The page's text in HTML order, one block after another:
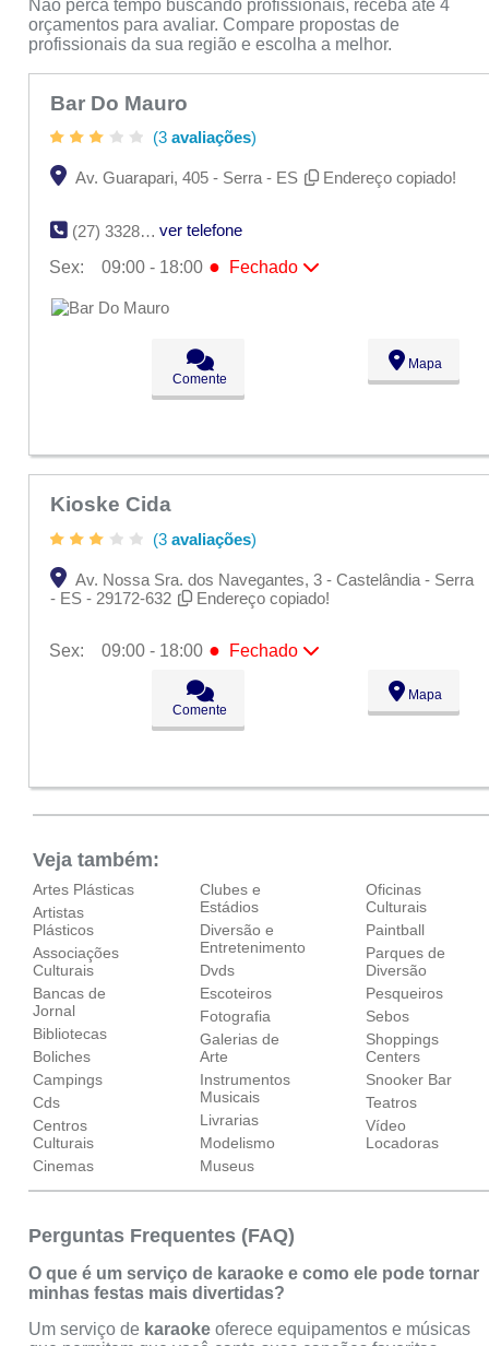
Não perca tempo buscando profissionais, receba até 4
orçamentos para avaliar. Compare propostas de
profissionais da sua região e escolha a melhor.
Bar Do Mauro
(3 avaliações)
Av. Guarapari, 405 - Serra - ES Endereço copiado!
(27) 3328-4462
ver telefone
Sex:
09:00 - 18:00 ● Fechado
Seg:
Ter:
09:00 - 18:00
09:00 - 18:00
09:00 - 18:00
Fechado
Comente
Mapa
Kioske Cida
(3 avaliações)
Av. Nossa Sra. dos Navegantes, 3 - Castelândia - Serra
- ES - 29172-632
Endereço copiado!
Sex: 09:00 - 18:00 ● Fechado
09:00 - 18:00
09:00 - 18:00
09:00 - 18:00
Comente
Mapa
Veja também:
Artes Plásticas
Artistas
Plásticos
Associações
Culturais
Bancas de
Jornal
Bibliotecas
Boliches
Campings
Cds
Centros
Culturais
Cinemas
Clubes e
Estádios
Diversão e
Entretenimento
Dvds
Escoteiros
Fotografia
Galerias de
Arte
Instrumentos
Musicais
Livrarias
Modelismo
Museus
Oficinas
Culturais
Paintball
Parques de
Diversão
Pesqueiros
Sebos
Shoppings
Centers
Snooker Bar
Teatros
Vídeo
Locadoras
Perguntas Frequentes (FAQ)
O que é um serviço de karaoke e como ele pode tornar
minhas festas mais divertidas?
Um serviço de karaoke oferece equipamentos e músicas